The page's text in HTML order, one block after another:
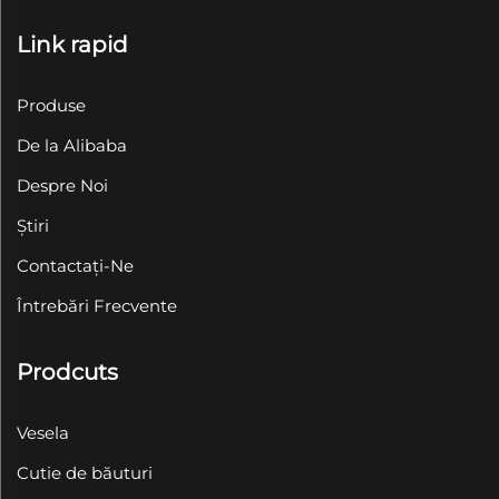
Link rapid
Produse
De la Alibaba
Despre Noi
Știri
Contactați-Ne
Întrebări Frecvente
Prodcuts
Vesela
Cutie de băuturi